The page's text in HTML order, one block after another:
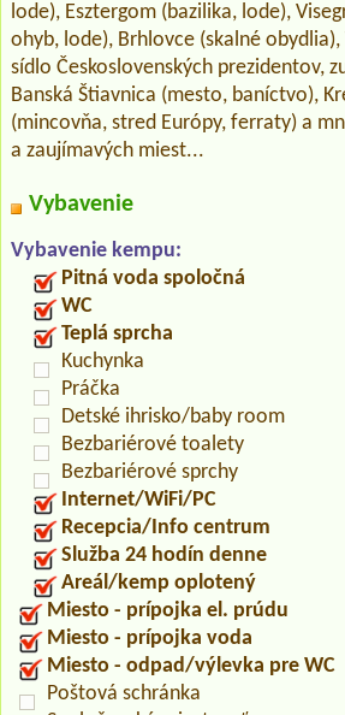
lode), Esztergom (bazilika, lode),
ohyb, lode), Brhlovce (skalné
sídlo Československých prezidentov,
Banská Štiavnica (mesto, baníctvo),
(mincovňa, stred Európy, ferraty) a
a zaujímavých miest...
Vybavenie
Vybavenie kempu:
Pitná voda spoločná
WC
Teplá sprcha
Kuchynka
Práčka
Detské ihrisko/baby room
Bezbariérové toalety
Bezbariérové sprchy
Internet/WiFi/PC
Recepcia/Info centrum
Služba 24 hodín denne
Areál/kemp oplotený
Miesto - prípojka el. prúdu
Miesto - prípojka voda
Miesto - odpad/výlevka pre WC
Poštová schránka